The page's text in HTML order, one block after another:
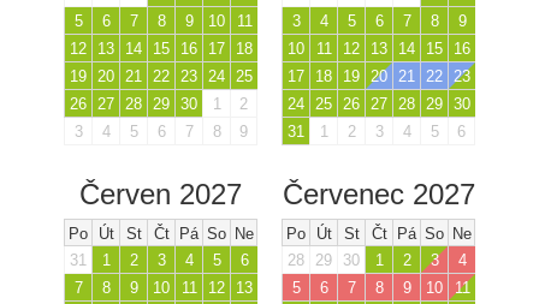
5
6 7 8 9 10
11
12
13 14 15 16 17
18
19 20 21 22 23 24 25
26 27 28 29 30 1
2
3
4 5 6 7 8 9
3
4 5 6 7 8
9
10
11 12 13 14 15
16
17
18 19 20 21 22 23
24 25 26 27 28 29 30
31
1 2 3 4 5 6
Červen 2027
Po Út St Čt Pá So Ne
31
1 2 3 4 5
6
7
8 9 10 11 12
13
Červenec 2027
Po Út St Čt Pá So Ne
28
29 30 1 2 3
4
5
6 7 8 9 10
11